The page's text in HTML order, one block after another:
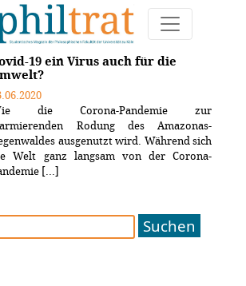
Thema "bolsonaro"
19 ein Virus auch für die
die Corona-Pandemie zur
Rodung des Amazonas-
ausgenutzt wird. Während sich
Welt ganz langsam von der Corona-
[...]